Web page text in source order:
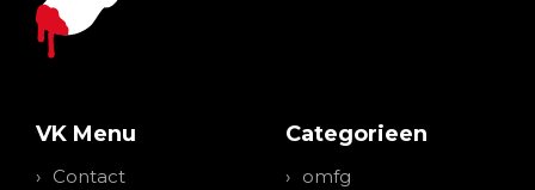
VK Menu
Contact
Categorieen
omfg